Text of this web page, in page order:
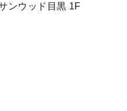
ンウッド目黒 1F